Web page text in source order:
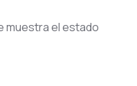
muestra el estado